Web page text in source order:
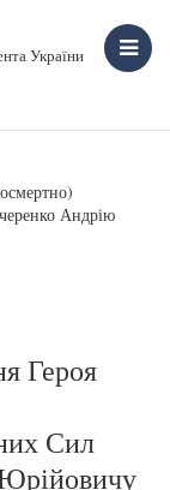
України
Андрію
Героя
Сил